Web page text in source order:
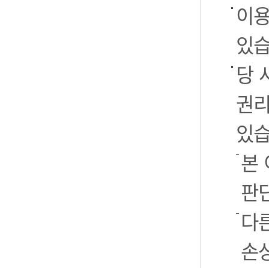
이
있
당
권
있
본
판
다
손